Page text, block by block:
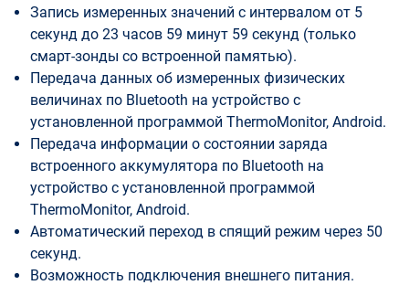
Запись измеренных значений с интервалом от 5
секунд до 23 часов 59 минут 59 секунд (только
смарт-зонды со встроенной памятью).
Передача данных об измеренных физических
величинах по Bluetooth на устройство с
установленной программой ThermoMonitor, Android.
Передача информации о состоянии заряда
встроенного аккумулятора по Bluetooth на
устройство с установленной программой
ThermoMonitor, Android.
Автоматический переход в спящий режим через 50
секунд.
Возможность подключения внешнего питания.